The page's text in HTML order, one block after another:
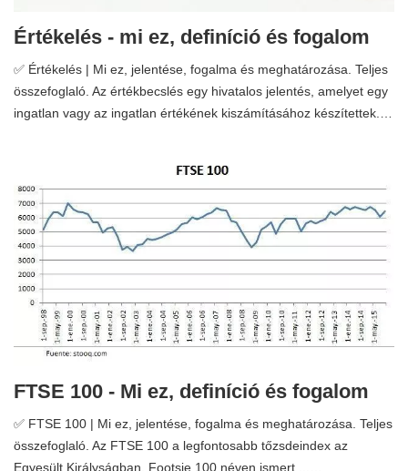
Értékelés - mi ez, definíció és fogalom
✅ Értékelés | Mi ez, jelentése, fogalma és meghatározása. Teljes
összefoglaló. Az értékbecslés egy hivatalos jelentés, amelyet egy
ingatlan vagy az ingatlan értékének kiszámításához készítettek.…
FTSE 100 - Mi ez, definíció és fogalom
✅ FTSE 100 | Mi ez, jelentése, fogalma és meghatározása. Teljes
összefoglaló. Az FTSE 100 a legfontosabb tőzsdeindex az
Egyesült Királyságban. Footsie 100 néven ismert ...…